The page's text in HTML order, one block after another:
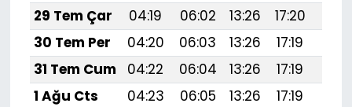
29 Tem Çar
04:19 06:02 13:26 17:20
30 Tem Per
04:20 06:03 13:26 17:19
31 Tem Cum
04:22 06:04 13:26 17:19
1 Ağu Cts
04:23 06:05 13:26 17:19